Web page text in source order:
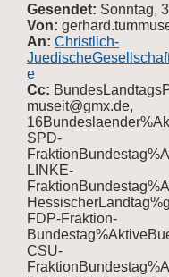
Gesendet: Sonntag,
Von:
An: Christlich-
e
Cc:
museit@gmx.de,
SPD-
LINKE-
FDP-Fraktion-
CSU-